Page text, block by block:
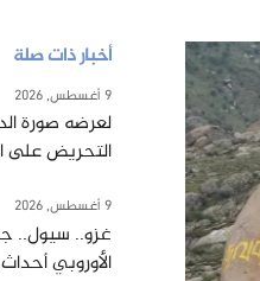
أخبار ذات صلة
9 أغسطس, 2026
لعرضه صورة
التحريض على
9 أغسطس, 2026
غزو.. سيول..
الأوروبي